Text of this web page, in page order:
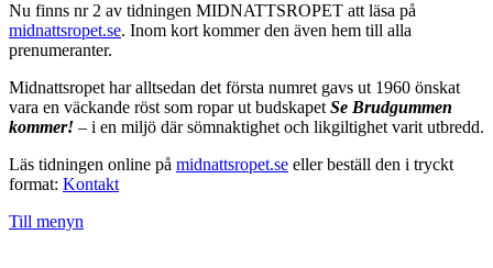
Nu finns nr 2 av tidningen MIDNATTSROPET att läsa på
midnattsropet.se. Inom kort kommer den även hem till alla
prenumeranter.
Midnattsropet har alltsedan det första numret gavs ut 1960 önskat
vara en väckande röst som ropar ut budskapet Se Brudgummen
kommer! – i en miljö där sömnaktighet och likgiltighet varit utbredd.
Läs tidningen online på midnattsropet.se eller beställ den i tryckt
format: Kontakt
Till menyn